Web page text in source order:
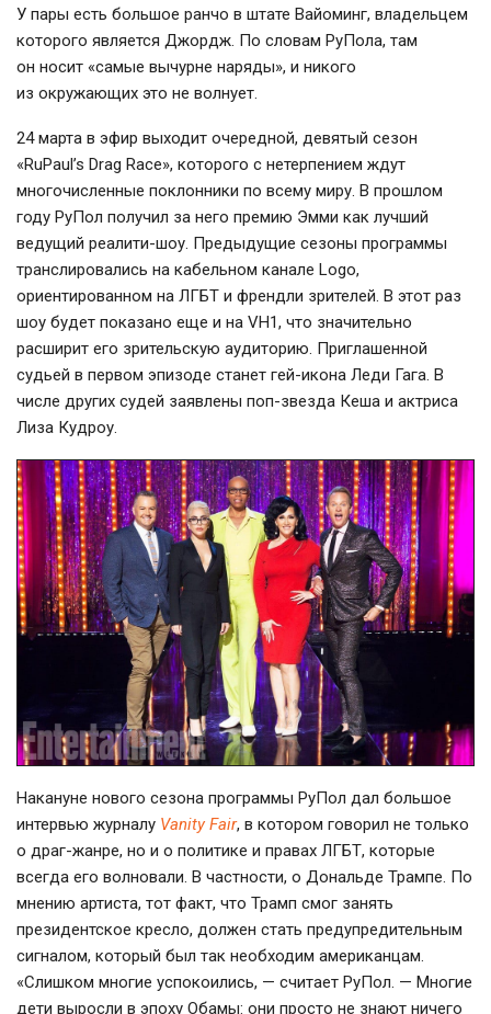
У пары есть большое ранчо в штате Вайоминг, владельцем
которого является Джордж. По словам РуПола, там
он носит «самые вычурне наряды», и никого
из окружающих это не волнует.
24 марта в эфир выходит очередной, девятый сезон
«RuPaul’s Drag Race», которого с нетерпением ждут
многочисленные поклонники по всему миру. В прошлом
году РуПол получил за него премию Эмми как лучший
ведущий реалити-шоу. Предыдущие сезоны программы
транслировались на кабельном канале Logo,
ориентированном на ЛГБТ и френдли зрителей. В этот раз
шоу будет показано еще и на VH1, что значительно
расширит его зрительскую аудиторию. Приглашенной
судьей в первом эпизоде станет гей-икона Леди Гага. В
числе других судей заявлены поп-звезда Кеша и актриса
Лиза Кудроу.
Накануне нового сезона программы РуПол дал большое
интервью журналу Vanity Fair, в котором говорил не только
о драг-жанре, но и о политике и правах ЛГБТ, которые
всегда его волновали. В частности, о Дональде Трампе. По
мнению артиста, тот факт, что Трамп смог занять
президентское кресло, должен стать предупредительным
сигналом, который был так необходим американцам.
«Слишком многие успокоились, — считает РуПол. — Многие
дети выросли в эпоху Обамы: они просто не знают ничего